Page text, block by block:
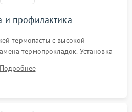
и профилактика
термопасты с высокой
термопрокладок. Установка
и накопителей. Предварительная
Подробнее